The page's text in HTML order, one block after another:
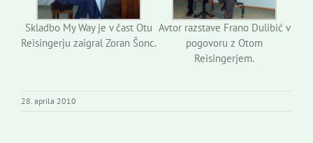
Skladbo My Way je v čast Otu
Reisingerju zaigral Zoran Šonc.
Avtor razstave Frano Dulibić v
pogovoru z Otom
Reisingerjem.
28. aprila 2010